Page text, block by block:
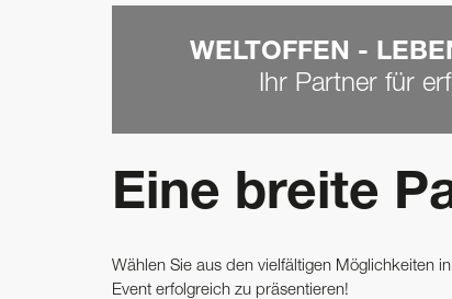
WELTOFFEN -
Ihr Partner für
Eine breite
Wählen Sie aus den vielfältigen Möglichkeiten
Event erfolgreich zu präsentieren!